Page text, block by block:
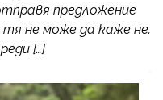
предложение
не може да каже не.
[…]